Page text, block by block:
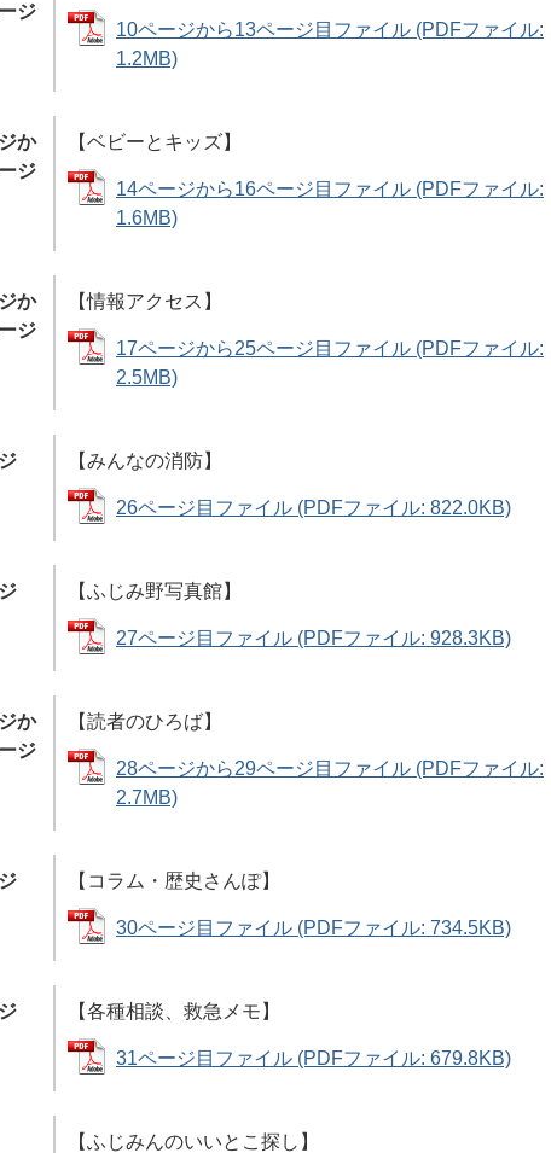
ジ
10ページから13ページ目ファイル (PDFファイル:
1.2MB)
か
ジ
【ベビーとキッズ】
14ページから16ページ目ファイル (PDFファイル:
1.6MB)
か
ジ
【情報アクセス】
17ページから25ページ目ファイル (PDFファイル:
2.5MB)
【みんなの消防】
26ページ目ファイル (PDFファイル: 822.0KB)
【ふじみ野写真館】
27ページ目ファイル (PDFファイル: 928.3KB)
か
ジ
【読者のひろば】
28ページから29ページ目ファイル (PDFファイル:
2.7MB)
【コラム・歴史さんぽ】
30ページ目ファイル (PDFファイル: 734.5KB)
【各種相談、救急メモ】
31ページ目ファイル (PDFファイル: 679.8KB)
【ふじみんのいいとこ探し】